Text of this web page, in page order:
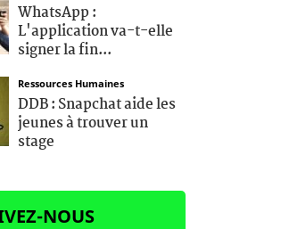
WhatsApp :
L'application va-t-elle
signer la fin...
Ressources Humaines
DDB : Snapchat aide les
jeunes à trouver un
stage
NOUS